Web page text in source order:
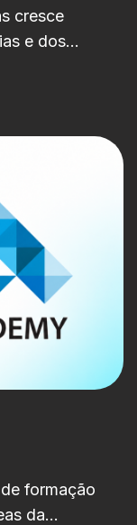
cresce
e dos
[…]
formação
da